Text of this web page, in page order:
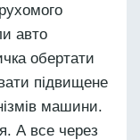
авто
обертати
підвищене
машини.
А все через